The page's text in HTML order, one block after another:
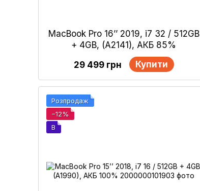
MacBook Pro 16’’ 2019, i7 32 / 512GB
+ 4GB, (A2141), АКБ 85%
29 499 грн
Купити
Розпродаж
−12%
B